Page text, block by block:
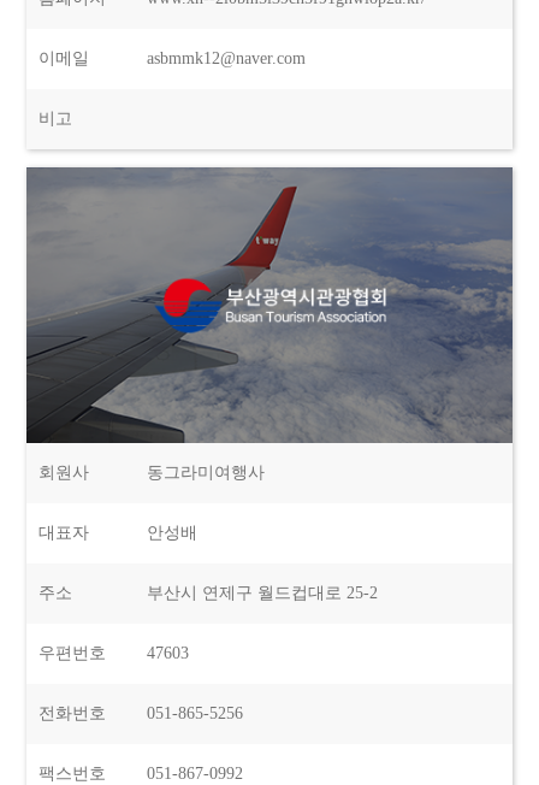
이메일 asbmmk12@naver.com
비고
회원사 동그라미여행사
대표자 안성배
주소 부산시 연제구 월드컵대로 25-2
우편번호 47603
전화번호 051-865-5256
팩스번호 051-867-0992